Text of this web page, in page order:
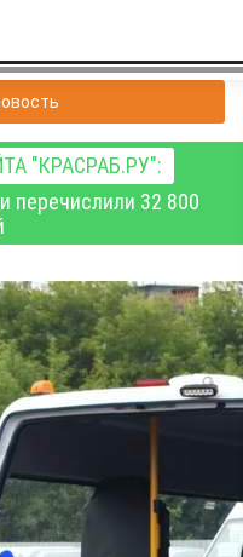
"КРАСРАБ.РУ":
перечислили 32 800
края